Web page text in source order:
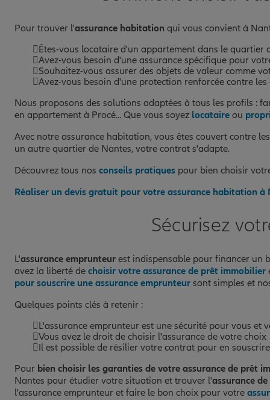
Pour trouver l'assurance habitation qui vous convient à
Êtes-vous locataire d'un appartement dans le
Avez-vous besoin d'une assurance spécifique pour
Souhaitez-vous assurer des objets de valeur comme
Avez-vous besoin d'une protection renforcée contre
Nous proposons des solutions adaptées à tous les profils :
en appartement à Procé... Que vous soyez locataire ou
Avec notre assurance habitation, vous êtes couvert contre
un autre quartier de Nantes, votre contrat s'adapte.
Découvrez tous nos conseils pratiques pour bien choisir
Réaliser un devis gratuit pour votre assurance habitation à
Sécurisez
L'assurance emprunteur est indispensable pour financer un
avez la liberté de choisir votre assurance de prêt immobilier
pour souscrire une assurance emprunteur sont simples et
Quelques points clés à retenir :
L'assurance emprunteur est une sécurité pour vous et
Vous avez le droit de choisir l'assurance de votre choix
Il est possible de résilier votre contrat pour en
Pour bien choisir les garanties de votre assurance de prêt
Nantes pour étudier votre situation et trouver l'assurance
l'assurance emprunteur et faire le bon choix pour votre